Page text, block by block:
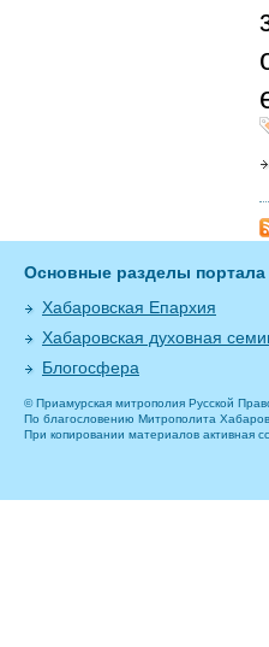
Основные разделы портала
Хабаровская Епархия
Хабаровская духовная
Блогосфера
© Приамурская митрополия Русской
По благословению Митрополита
При копировании материалов активная